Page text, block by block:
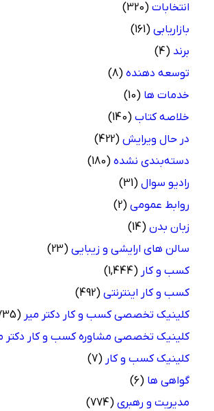
انتخابات (320)
بازاریابی (161)
(4)
توسعه دهنده (8)
خدمات ها (10)
خلاصه کتاب (140)
در حال ویرایش (422)
دسته‌بندی نشده (180)
رادیو سوال (31)
روابط عمومی (2)
زبان بدن (14)
سالن های ارایشی و زیبایی (23)
کسب و کار (1,444)
کسب و کار اینترنتی (492)
کلینیک تخصصی کسب و کار دکتر میر (735)
کلینیک تخصصی مشاوره کسب و کار دکتر میر (104)
کلینیک کسب و کار (7)
گواهی ها (6)
مدیریت و رهبری (774)